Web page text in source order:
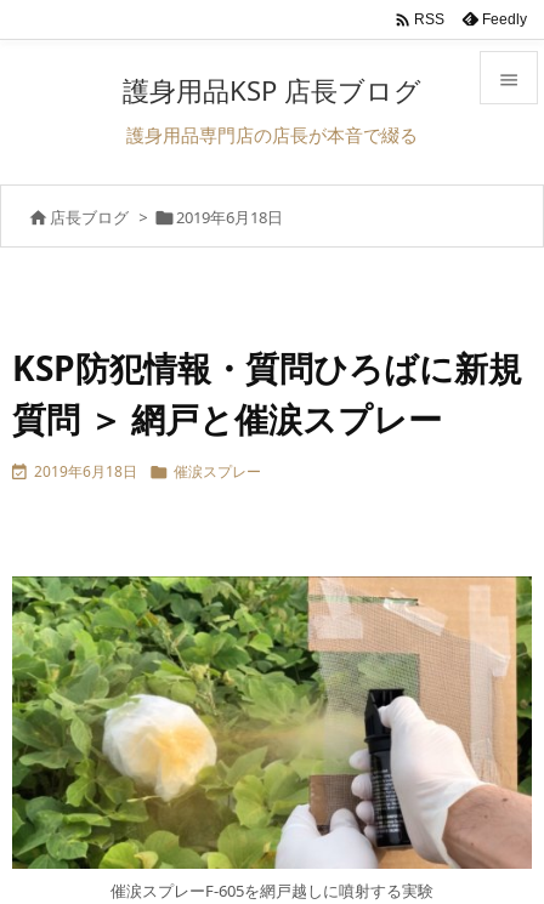


次へ

 RSS Feedly
護身用品KSP 店長ブログ
護身用品専門店の店長が本音で綴る
 店長ブログ > 2019年6月18日
KSP防犯情報・質問ひろばに新規
質問 ＞ 網戸と催涙スプレー
 2019年6月18日  催涙スプレー
催涙スプレーF-605を網戸越しに噴射する実験